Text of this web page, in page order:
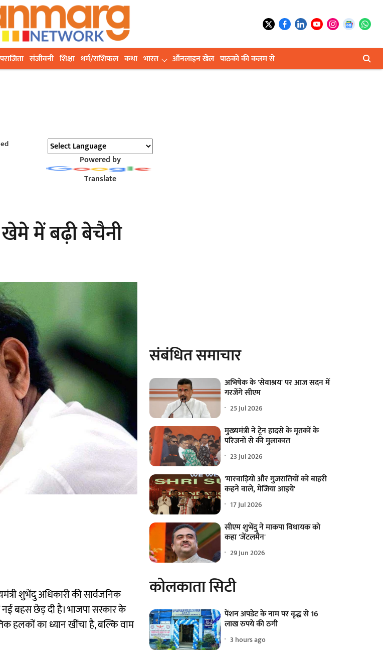
संजीवनी शिक्षा धर्म/राशिफल कथा भारत ऑनलाइन खेल पाठकों की कलम से
Powered by
Translate
में बढ़ी बेचैनी
शुभेंदु अधिकारी की सार्वजनिक
नई बहस छेड़ दी है। भाजपा सरकार के
हलकों का ध्यान खींचा है, बल्कि वाम
संबंधित समाचार
अभिषेक के 'सेवाश्रय' पर आज सदन में
गरजेंगे सीएम
25 Jul 2026
मुख्यमंत्री ने ट्रेन हादसे के मृतकों के
परिजनों से की मुलाकात
23 Jul 2026
'मारवाड़ियों और गुजरातियों को बाहरी
कहने वाले, मेजिया आइये'
17 Jul 2026
सीएम शुभेंदु ने माकपा विधायक को
कहा 'जेंटलमैन'
29 Jun 2026
कोलकाता सिटी
पेंशन अपडेट के नाम पर वृद्ध से 16
लाख रुपये की ठगी
3 hours ago